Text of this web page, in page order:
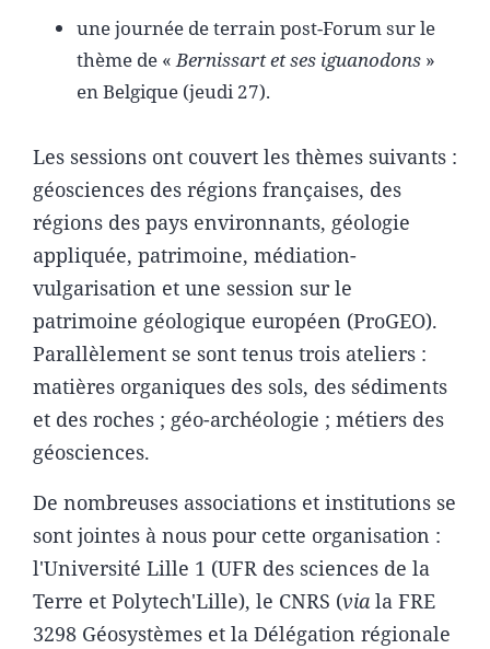
une journée de terrain post-Forum sur le
thème de «Bernissart et ses iguanodons »
en Belgique (jeudi 27).
Les sessions ont couvert les thèmes suivants :
géosciences des régions françaises, des
régions des pays environnants, géologie
appliquée, patrimoine, médiation-
vulgarisation et une session sur le
patrimoine géologique européen (ProGEO).
Parallèlement se sont tenus trois ateliers :
matières organiques des sols, des sédiments
et des roches ; géo-archéologie ; métiers des
géosciences.
De nombreuses associations et institutions se
sont jointes à nous pour cette organisation :
l'Université Lille 1 (UFR des sciences de la
Terre et Polytech'Lille), le CNRS (viala FRE
3298 Géosystèmes et la Délégation régionale